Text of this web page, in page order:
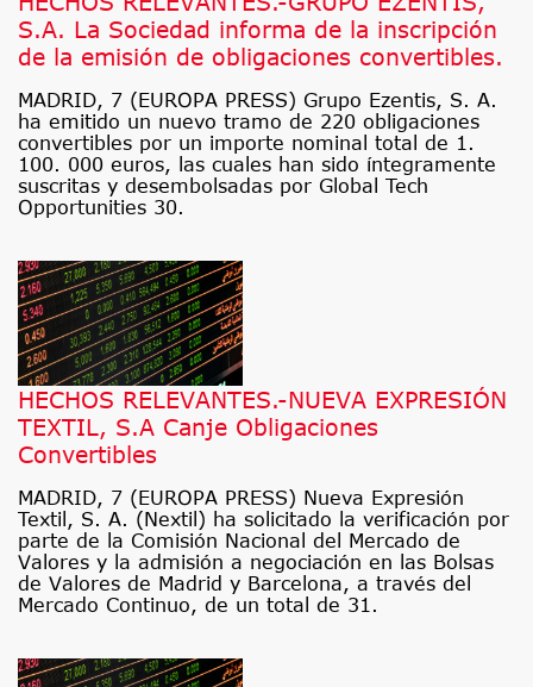
S.A. La Sociedad informa de la inscripción
de la emisión de obligaciones convertibles.
MADRID, 7 (EUROPA PRESS) Grupo Ezentis, S. A.
ha emitido un nuevo tramo de 220 obligaciones
convertibles por un importe nominal total de 1.
100. 000 euros, las cuales han sido íntegramente
suscritas y desembolsadas por Global Tech
Opportunities 30.
HECHOS RELEVANTES.-NUEVA EXPRESIÓN
TEXTIL, S.A Canje Obligaciones
Convertibles
MADRID, 7 (EUROPA PRESS) Nueva Expresión
Textil, S. A. (Nextil) ha solicitado la verificación por
parte de la Comisión Nacional del Mercado de
Valores y la admisión a negociación en las Bolsas
de Valores de Madrid y Barcelona, a través del
Mercado Continuo, de un total de 31.